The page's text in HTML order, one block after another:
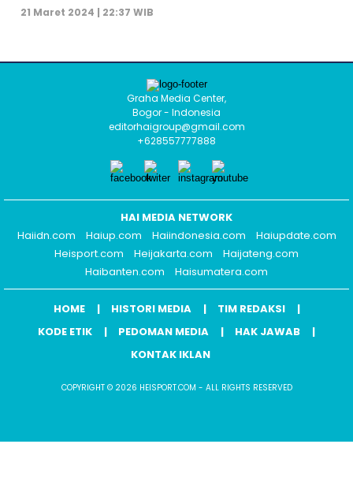
21 Maret 2024 | 22:37 WIB
Graha Media Center,
Bogor - Indonesia
editorhaigroup@gmail.com
+628557777888
HAI MEDIA NETWORK
Haiidn.com
Haiup.com Haiindonesia.com
Haiupdate.com
Heisport.com
Heijakarta.com
Haijateng.com
Haibanten.com
Haisumatera.com
HOME HISTORI MEDIA
TIM REDAKSI
KODE ETIK
PEDOMAN MEDIA
HAK JAWAB
KONTAK IKLAN
COPYRIGHT © 2026 HEISPORT.COM - ALL RIGHTS RESERVED